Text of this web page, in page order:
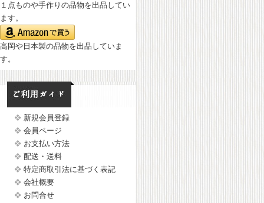
１点ものや手作りの品物を出品してい
ます。
高岡や日本製の品物を出品していま
す。
新規会員登録
会員ページ
お支払い方法
配送・送料
特定商取引法に基づく表記
会社概要
お問合せ